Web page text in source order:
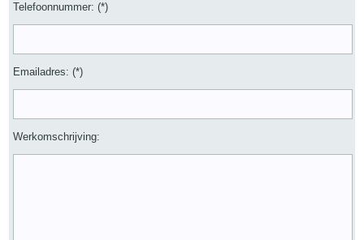
Telefoonnummer: (*)
Emailadres: (*)
Werkomschrijving: